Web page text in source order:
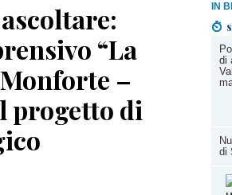
IN
di
di
“La
–
progetto di